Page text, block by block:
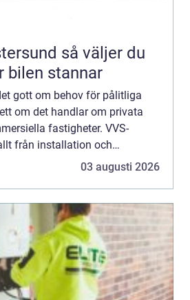
så väljer du
bilen stannar
gott om behov för pålitliga
om det handlar om privata
fastigheter. VVS-
från installation och
03 augusti 2026